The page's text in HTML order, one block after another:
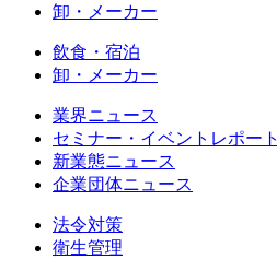
卸・メーカー
飲食・宿泊
卸・メーカー
業界ニュース
セミナー・イベントレポート
新業態ニュース
企業団体ニュース
法令対策
衛生管理